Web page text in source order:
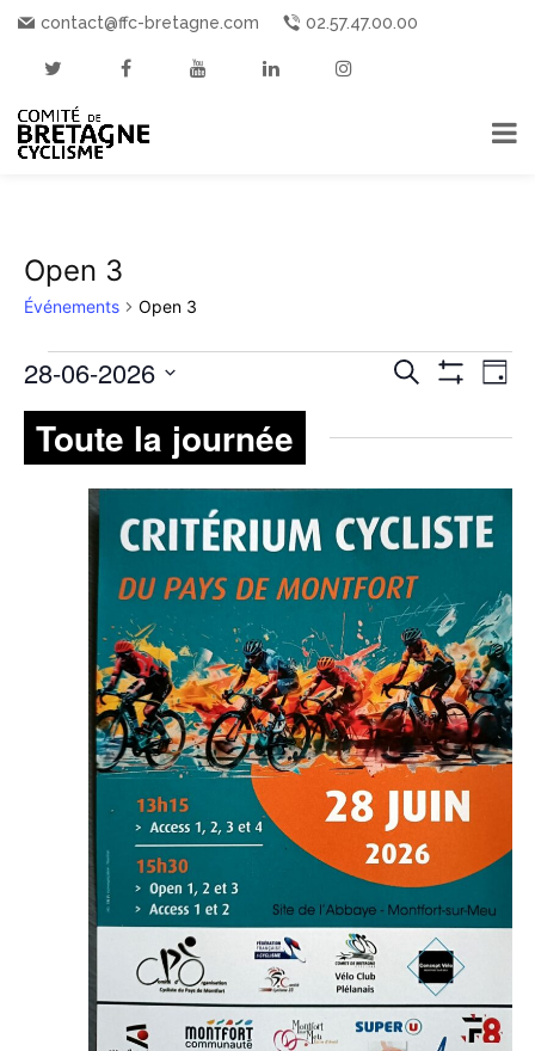
contact@ffc-bretagne.com 02.57.47.00.00
Open 3
Événements Open 3
ÉVÉNEMENTS
FOR
28
JUIN
2026
DE
VUES
RechercheJour
28-06-2026
une
date.
Toute la journée